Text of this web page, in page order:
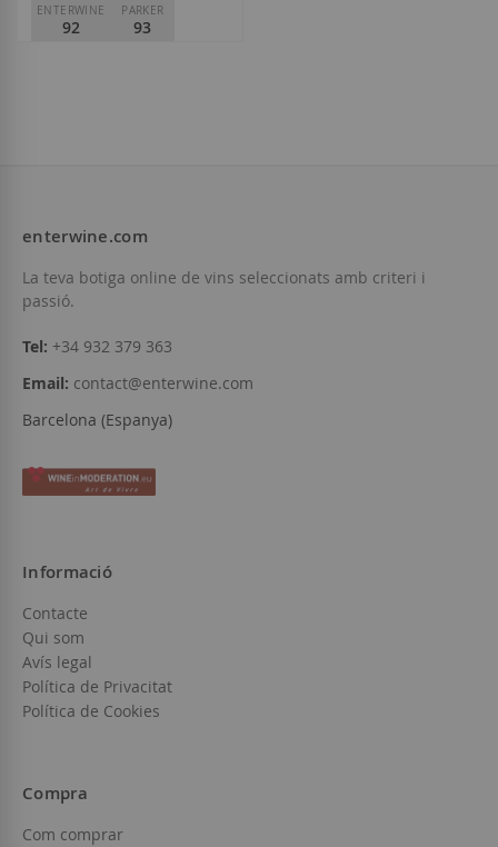
ENTERWINE
92
PARKER
93
Esgotat Afegir a la llista de desitjos
enterwine.com
La teva botiga online de vins seleccionats amb criteri i
passió.
Tel: +34 932 379 363
Email: contact@enterwine.com
Barcelona (Espanya)
Informació
Contacte
Qui som
Avís legal
Política de Privacitat
Política de Cookies
Compra
Com comprar